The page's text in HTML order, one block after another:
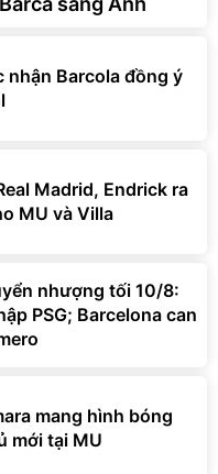
nhận Barcola đồng ý
Madrid, Endrick ra
MU và Villa
nhượng tối 10/8:
PSG; Barcelona can
mang hình bóng
mới tại MU